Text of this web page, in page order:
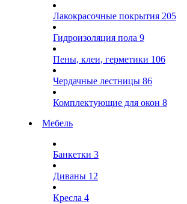
Лакокрасочные покрытия 205
Гидроизоляция пола 9
Пены, клеи, герметики 106
Чердачные лестницы 86
Комплектующие для окон 8
Мебель
Банкетки 3
Диваны 12
Кресла 4